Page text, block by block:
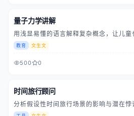
量子力学讲解
用浅显易懂的语言解释复杂概念，让儿童
教育 文生文
500 0
时间旅行顾问
分析假设性时间旅行场景的影响与潜在悖